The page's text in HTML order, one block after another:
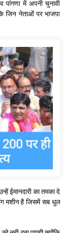
की सड़क परियोजनाओं को
पांगणा में अपनी चुनावी
जिन नेताओं पर भाजपा
ईमानदारी का तमका दे
मशीन है जिसमें सब धुल